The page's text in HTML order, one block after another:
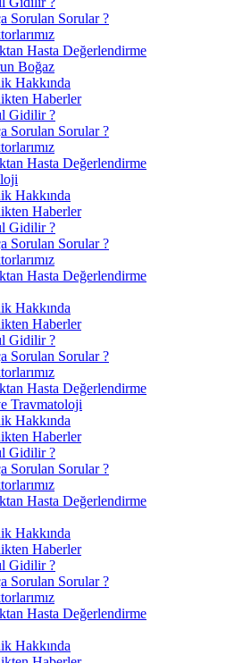
Sorulan Sorular ?
Hasta Değerlendirme
Boğaz
Hakkında
Haberler
Gidilir ?
Sorulan Sorular ?
Hasta Değerlendirme
Hakkında
Haberler
Gidilir ?
Sorulan Sorular ?
Hasta Değerlendirme
Hakkında
Haberler
Gidilir ?
Sorulan Sorular ?
Hasta Değerlendirme
Travmatoloji
Hakkında
Haberler
Gidilir ?
Sorulan Sorular ?
Hasta Değerlendirme
Hakkında
Haberler
Gidilir ?
Sorulan Sorular ?
Hasta Değerlendirme
Hakkında